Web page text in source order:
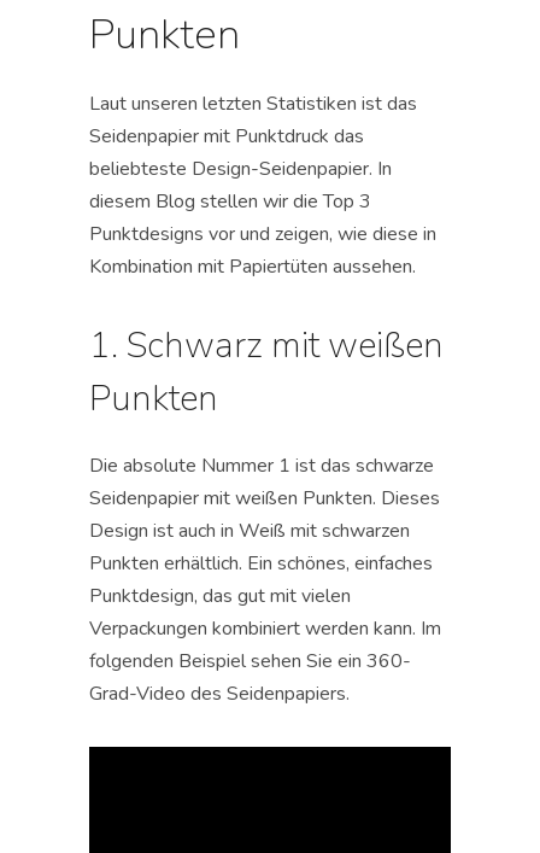
Punkten
Laut unseren letzten Statistiken ist das
Seidenpapier mit Punktdruck das
beliebteste Design-Seidenpapier. In
diesem Blog stellen wir die Top 3
Punktdesigns vor und zeigen, wie diese in
Kombination mit Papiertüten aussehen.
1. Schwarz mit weißen
Punkten
Die absolute Nummer 1 ist das schwarze
Seidenpapier mit weißen Punkten. Dieses
Design ist auch in Weiß mit schwarzen
Punkten erhältlich. Ein schönes, einfaches
Punktdesign, das gut mit vielen
Verpackungen kombiniert werden kann. Im
folgenden Beispiel sehen Sie ein 360-
Grad-Video des Seidenpapiers.